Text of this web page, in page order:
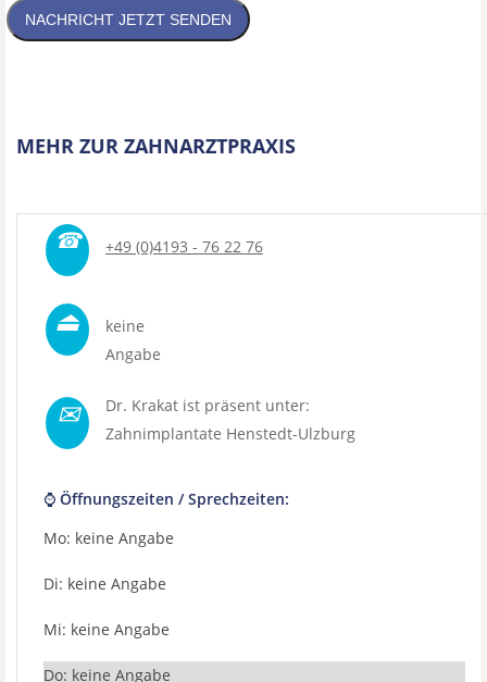
NACHRICHT JETZT SENDEN
MEHR ZUR ZAHNARZTPRAXIS
☎ +49 (0)4193 - 76 22 76
⏏
keine
Angabe
✉
Dr. Krakat ist präsent unter:
Zahnimplantate Henstedt-Ulzburg
⌚ Öffnungszeiten / Sprechzeiten:
Mo: keine Angabe
Di: keine Angabe
Mi: keine Angabe
Do: keine Angabe